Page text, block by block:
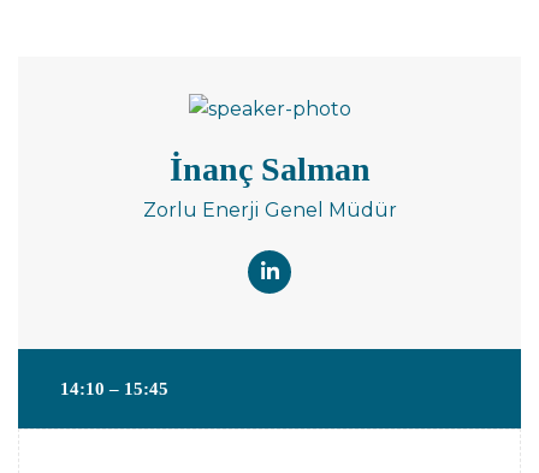
İnanç Salman
Zorlu Enerji Genel Müdür
14:10 – 15:45